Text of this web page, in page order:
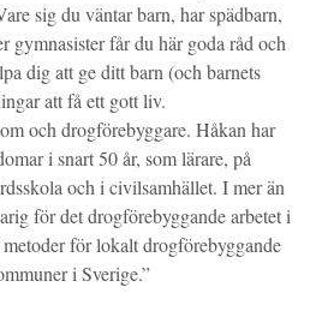
sig du väntar barn, har spädbarn,
gymnasister får du här goda råd och
dig att ge ditt barn (och barnets
att få ett gott liv.
och drogförebyggare. Håkan har
i snart 50 år, som lärare, på
och i civilsamhället. I mer än
för det drogförebyggande arbetet i
för lokalt drogförebyggande
i Sverige.”